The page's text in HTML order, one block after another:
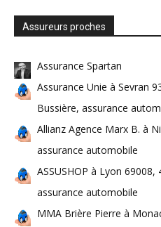
Assureurs proches
Assurance Spartan
Assurance Unie à Sevran
Bussière, assurance
Allianz Agence Marx B. à
assurance automobile
ASSUSHOP à Lyon
assurance automobile
MMA Brière Pierre à